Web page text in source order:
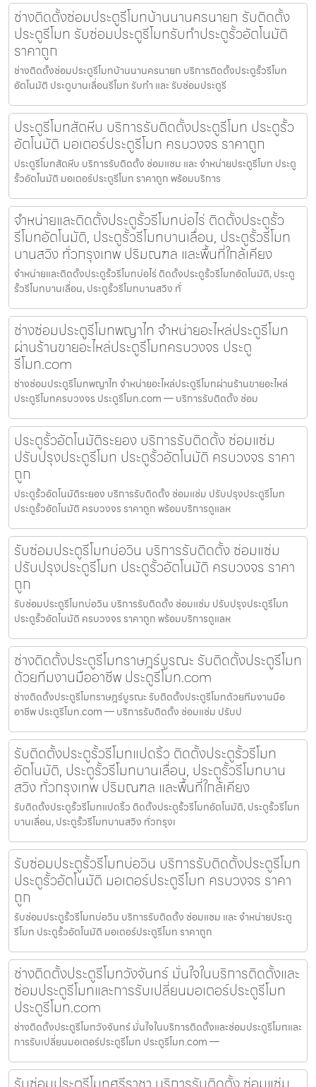
ช่างติดตั้งซ่อมประตูรีโมทบ้านนานครนายก รับติดตั้ง
ประตูรีโมท รับซ่อมประตูรีโมทรับทำประตูรั้วอัตโนมัติ
ราคาถูก
ช่างติดตั้งซ่อมประตูรีโมทบ้านนานครนายก บริการติดตั้งประตูรั้วรีโมท
อัตโนมัติ ประตูบานเลื่อนรีโมท รับทำ และ รับซ่อมประตูรี
ประตูรีโมทสัตหีบ บริการรับติดตั้งประตูรีโมท ประตูรั้ว
อัตโนมัติ มอเตอร์ประตูรีโมท ครบวงจร ราคาถูก
ประตูรีโมทสัตหีบ บริการรับติดตั้ง ซ่อมแซม และ จำหน่ายประตูรีโมท ประตู
รั้วอัตโนมัติ มอเตอร์ประตูรีโมท ราคาถูก พร้อมบริการ
จำหน่ายและติดตั้งประตูรั้วรีโมทบ่อไร่ ติดตั้งประตูรั้ว
รีโมทอัตโนมัติ, ประตูรั้วรีโมทบานเลื่อน, ประตูรั้วรีโมท
บานสวิง ทั่วกรุงเทพ ปริมณฑล และพื้นที่ใกล้เคียง
จำหน่ายและติดตั้งประตูรั้วรีโมทบ่อไร่ ติดตั้งประตูรั้วรีโมทอัตโนมัติ, ประตู
รั้วรีโมทบานเลื่อน, ประตูรั้วรีโมทบานสวิง ทั่
ช่างซ่อมประตูรีโมทพญาไท จำหน่ายอะไหล่ประตูรีโมท
ผ่านร้านขายอะไหล่ประตูรีโมทครบวงจร ประตู
รีโมท.com
ช่างซ่อมประตูรีโมทพญาไท จำหน่ายอะไหล่ประตูรีโมทผ่านร้านขายอะไหล่
ประตูรีโมทครบวงจร ประตูรีโมท.com — บริการรับติดตั้ง ซ่อม
ประตูรั้วอัตโนมัติระยอง บริการรับติดตั้ง ซ่อมแซ่ม
ปรับปรุงประตูรีโมท ประตูรั้วอัตโนมัติ ครบวงจร ราคา
ถูก
ประตูรั้วอัตโนมัติระยอง บริการรับติดตั้ง ซ่อมแซ่ม ปรับปรุงประตูรีโมท
ประตูรั้วอัตโนมัติ ครบวงจร ราคาถูก พร้อมบริการดูแลห
รับซ่อมประตูรีโมทบ่อวิน บริการรับติดตั้ง ซ่อมแซ่ม
ปรับปรุงประตูรีโมท ประตูรั้วอัตโนมัติ ครบวงจร ราคา
ถูก
รับซ่อมประตูรีโมทบ่อวิน บริการรับติดตั้ง ซ่อมแซ่ม ปรับปรุงประตูรีโมท
ประตูรั้วอัตโนมัติ ครบวงจร ราคาถูก พร้อมบริการดูแลห
ช่างติดตั้งประตูรีโมทราษฎร์บูรณะ รับติดตั้งประตูรีโมท
ด้วยทีมงานมืออาชีพ ประตูรีโมท.com
ช่างติดตั้งประตูรีโมทราษฎร์บูรณะ รับติดตั้งประตูรีโมทด้วยทีมงานมือ
อาชีพ ประตูรีโมท.com — บริการรับติดตั้ง ซ่อมแซ่ม ปรับป
รับติดตั้งประตูรั้วรีโมทแปดริ้ว ติดตั้งประตูรั้วรีโมท
อัตโนมัติ, ประตูรั้วรีโมทบานเลื่อน, ประตูรั้วรีโมทบาน
สวิง ทั่วกรุงเทพ ปริมณฑล และพื้นที่ใกล้เคียง
รับติดตั้งประตูรั้วรีโมทแปดริ้ว ติดตั้งประตูรั้วรีโมทอัตโนมัติ, ประตูรั้วรีโมท
บานเลื่อน, ประตูรั้วรีโมทบานสวิง ทั่วกรุงเ
รับซ่อมประตูรั้วรีโมทบ่อวิน บริการรับติดตั้งประตูรีโมท
ประตูรั้วอัตโนมัติ มอเตอร์ประตูรีโมท ครบวงจร ราคา
ถูก
รับซ่อมประตูรั้วรีโมทบ่อวิน บริการรับติดตั้ง ซ่อมแซม และ จำหน่ายประตู
รีโมท ประตูรั้วอัตโนมัติ มอเตอร์ประตูรีโมท ราคาถูก
ช่างติดตั้งประตูรีโมทวังจันทร์ มั่นใจในบริการติดตั้งและ
ซ่อมประตูรีโมทและการรับเปลี่ยนมอเตอร์ประตูรีโมท
ประตูรีโมท.com
ช่างติดตั้งประตูรีโมทวังจันทร์ มั่นใจในบริการติดตั้งและซ่อมประตูรีโมทและ
การรับเปลี่ยนมอเตอร์ประตูรีโมท ประตูรีโมท.com —